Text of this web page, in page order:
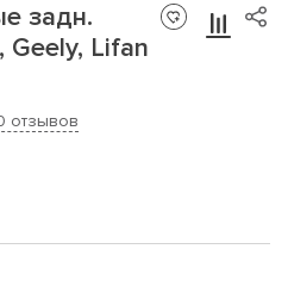
задн.
Geely, Lifan
отзывов